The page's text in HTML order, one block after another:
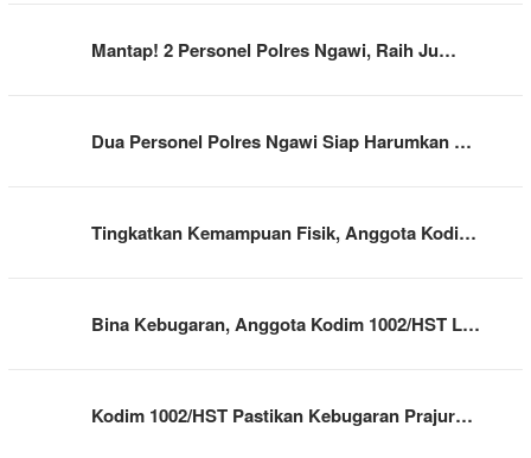
Mantap! 2 Personel Polres Ngawi, Raih Ju…
Dua Personel Polres Ngawi Siap Harumkan …
Tingkatkan Kemampuan Fisik, Anggota Kodi…
Bina Kebugaran, Anggota Kodim 1002/HST L…
Kodim 1002/HST Pastikan Kebugaran Prajur…